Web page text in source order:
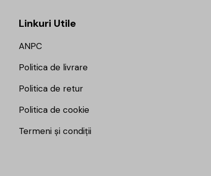
Linkuri Utile
ANPC
Politica de livrare
Politica de retur
Politica de cookie
Termeni și condiții